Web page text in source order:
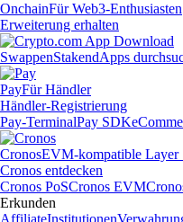
OnchainFür Web3-Enthusiasten
Erweiterung erhalten
SwappenStakendApps
PayFür Händler
Händler-Registrierung
Pay-TerminalPay SDK
CronosEVM-kompatible Layer
Cronos entdecken
Cronos PoSCronos EVM
Erkunden
AffiliateInstitutionen